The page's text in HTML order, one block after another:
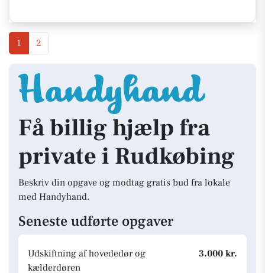
1 2
Få billig hjælp fra
private i Rudkøbing
Beskriv din opgave og modtag gratis bud fra lokale
med Handyhand.
Seneste udførte opgaver
Udskiftning af hovededør og
kælderdøren
3.000 kr.